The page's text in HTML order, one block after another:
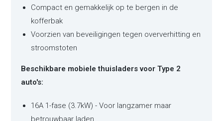
Compact en gemakkelijk op te bergen in de
kofferbak
Voorzien van beveiligingen tegen oververhitting en
stroomstoten
Beschikbare mobiele thuisladers voor Type 2
auto's:
16A 1-fase (3.7kW) - Voor langzamer maar
betrouwbaar laden